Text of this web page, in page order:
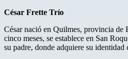
César Frette Trío
César nació en Quilmes, provincia de
cinco meses, se establece en San
su padre, donde adquiere su identidad